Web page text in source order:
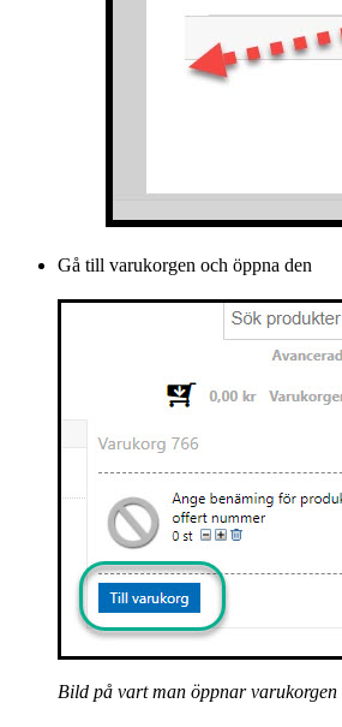
Gå till varukorgen och öppna den
Bild på vart man öppnar varukorgen